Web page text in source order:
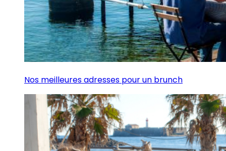
Nos meilleures adresses pour un brunch